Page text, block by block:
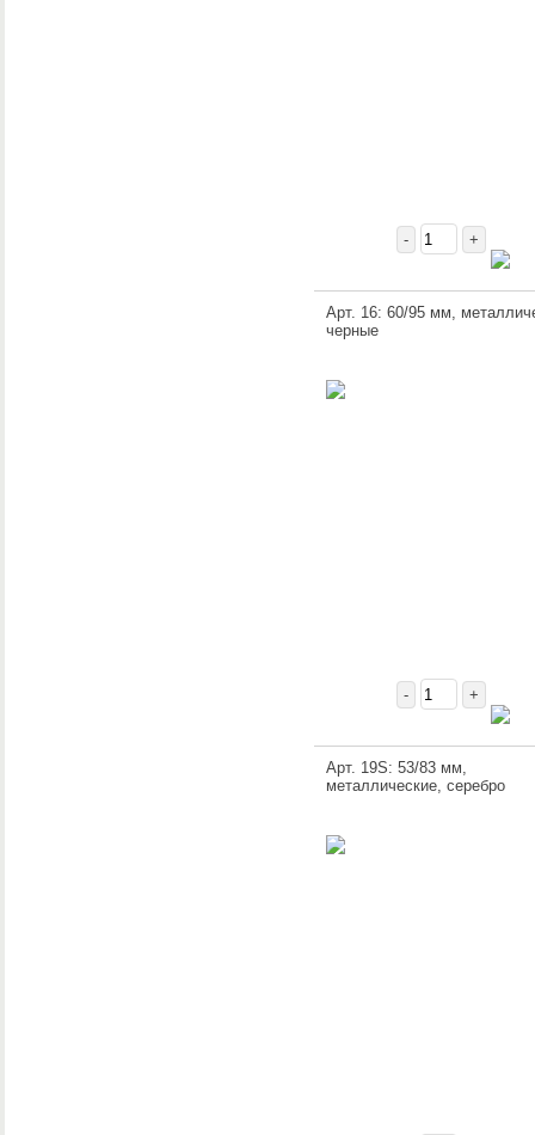
- +
Арт. 16: 60/95 мм,
черные
- +
Арт. 19S: 53/83 мм,
металлические, серебро